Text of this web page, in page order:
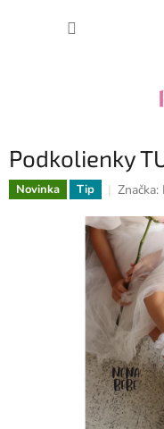
Podkolienky
Novinka Tip Značka: